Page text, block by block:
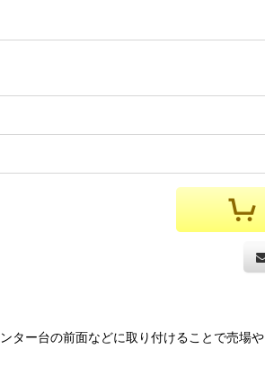
ー台の前面などに取り付けることで売場や